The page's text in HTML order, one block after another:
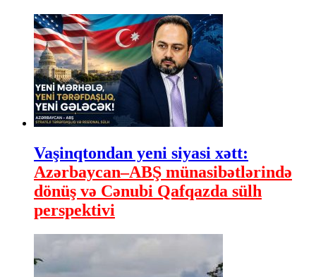
Vaşinqtondan yeni siyasi xətt:
Azərbaycan–ABŞ münasibətlərində
dönüş və Cənubi Qafqazda sülh
perspektivi